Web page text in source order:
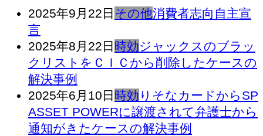
2025年9月22日 その他消費者志向自主宣
言
2025年8月22日 時効ジャックスのブラッ
クリストをＣＩＣから削除したケースの
解決事例
2025年6月10日 時効 りそなカードからSP
ASSET POWERに譲渡されて弁護士から
通知がきたケースの解決事例